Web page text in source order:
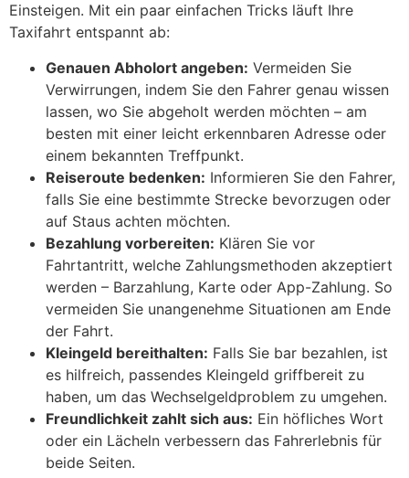
Einsteigen. Mit ein paar einfachen Tricks läuft Ihre
Taxifahrt entspannt ab:
Genauen Abholort angeben: Vermeiden Sie
Verwirrungen, indem Sie den Fahrer genau wissen
lassen, wo Sie abgeholt werden möchten – am
besten mit einer leicht erkennbaren Adresse oder
einem bekannten Treffpunkt.
Reiseroute bedenken: Informieren Sie den Fahrer,
falls Sie eine bestimmte Strecke bevorzugen oder
auf Staus achten möchten.
Bezahlung vorbereiten: Klären Sie vor
Fahrtantritt, welche Zahlungsmethoden akzeptiert
werden – Barzahlung, Karte oder App-Zahlung. So
vermeiden Sie unangenehme Situationen am Ende
der Fahrt.
Kleingeld bereithalten: Falls Sie bar bezahlen, ist
es hilfreich, passendes Kleingeld griffbereit zu
haben, um das Wechselgeldproblem zu umgehen.
Freundlichkeit zahlt sich aus: Ein höfliches Wort
oder ein Lächeln verbessern das Fahrerlebnis für
beide Seiten.